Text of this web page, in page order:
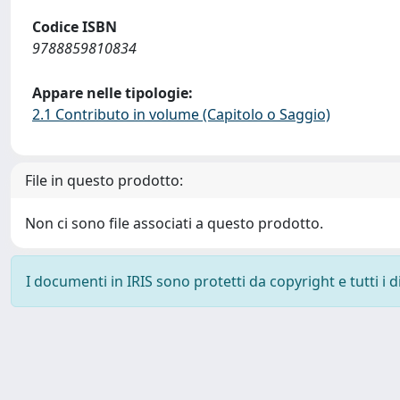
Codice ISBN
9788859810834
Appare nelle tipologie:
2.1 Contributo in volume (Capitolo o Saggio)
File in questo prodotto:
Non ci sono file associati a questo prodotto.
I documenti in IRIS sono protetti da copyright e tutti i